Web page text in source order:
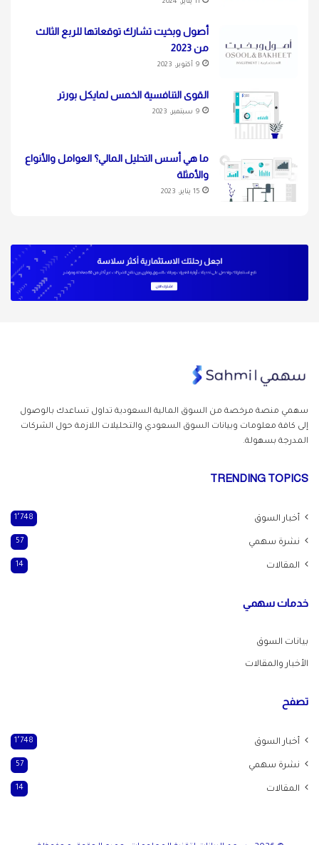
11 يناير، 2024
أصول وبخيت تشارك توقعاتها للربع الثالث
من 2023
9 أكتوبر، 2023
القوى التنافسية الخمس لمايكل بورتر
9 سبتمبر، 2023
ما هي أسس التحليل المالي؟ العوامل والأنواع
والأمثلة
15 يناير، 2023
سهمي منصة مرخصة من السوق المالية السعودية تداول تساعدك بالوصول
إلى كافة معلومات وبيانات السوق السعودي والتحليلات اللازمة حول الشركات
المدرجة بسهولة.
TRENDING TOPICS
أخبار السوق 1٬748
نشرة سهمي 57
المقالات 14
خدمات سهمي
بيانات السوق
الأخبار والمقالات
تصفح
أخبار السوق 1٬748
نشرة سهمي 57
المقالات 14